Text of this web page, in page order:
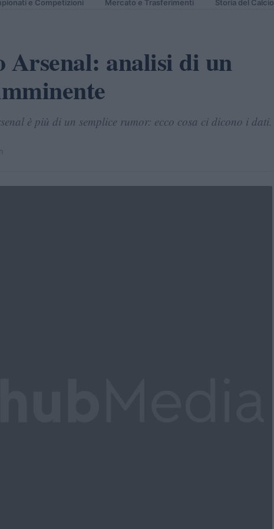
e Competizioni Mercato e Trasferimenti Storia del Calcio
Arsenal: analisi di un
è più di un semplice rumor: ecco cosa ci dicono i dati.